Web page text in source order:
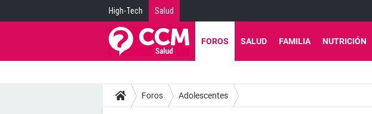
High-Tech Salud
FOROS SALUD FAMILIA NUTRICIÓN
Foros Adolescentes